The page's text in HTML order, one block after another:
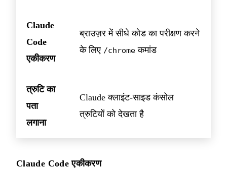
Claude
Code
एकीकरण
ब्राउज़र में सीधे कोड का परीक्षण करने
के लिए /chrome कमांड
त्रुटि का
पता
लगाना
Claude क्लाइंट-साइड कंसोल
त्रुटियों को देखता है
Claude Code एकीकरण